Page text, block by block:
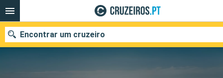
Encontrar um cruzeiro